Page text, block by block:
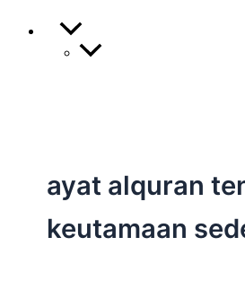
ayat alquran
keutamaan